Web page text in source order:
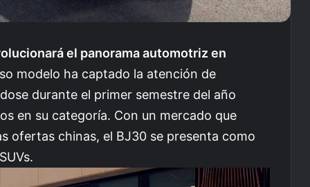
el panorama automotriz en
modelo ha captado la atención de
durante el primer semestre del año
en su categoría. Con un mercado que
ofertas chinas, el BJ30 se presenta como